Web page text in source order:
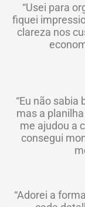
“Usei para
fiquei
clareza nos
“Eu não sabia
mas a
me ajudou a
consegui
“Adorei a